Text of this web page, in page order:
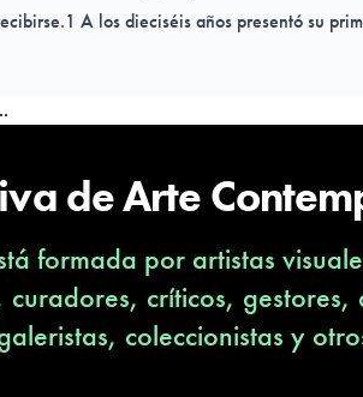
A los dieciséis años presentó su
paso por el informalismo.5 Ese año,
En 1962 regresó a la Argentina, pero un
en el que colegas de Minujín
artísticas en el Instituto Di Tella.
al movimiento contracultural hippie en
donde se volcó al arte pop y el arte
y más tarde en la década de 1970,
de Arte
formada por artistas
críticos,
coleccionistas y